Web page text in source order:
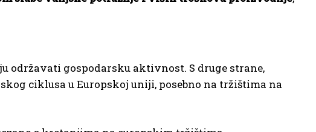
održavati gospodarsku aktivnost. S druge strane,
ciklusa u Europskoj uniji, posebno na tržištima na